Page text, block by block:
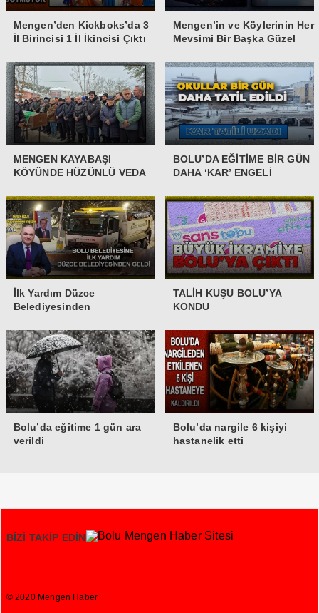
Mengen’den Kickboks’da 3
İl Birincisi 1 İl İkincisi Çıktı
Mengen’in ve Köylerinin Her
Mevsimi Bir Başka Güzel
MENGEN KAYABAŞI
KÖYÜNDE HÜZÜNLÜ VEDA
BOLU’DA EĞİTİME BİR GÜN
DAHA ‘KAR’ ENGELİ
İlk Yardım Düzce
Belediyesinden
TALİH KUŞU BOLU’YA
KONDU
Bolu’da eğitime 1 gün ara
verildi
Bolu’da nargile 6 kişiyi
hastanelik etti
BİZİ TAKİP EDİN
© 2020 Mengen Haber